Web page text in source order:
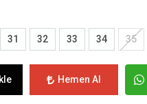
31 32 33 34 35
Hemen Al